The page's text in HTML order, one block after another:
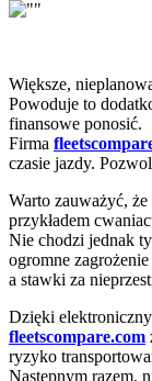
Większe,
Powoduje to
finansowe ponosić.
Firma
czasie jazdy.
Warto zauważyć,
przykładem
Nie chodzi jednak
ogromne
a stawki za
Dzięki
fleetscompare.com
ryzyko
Następnym razem,